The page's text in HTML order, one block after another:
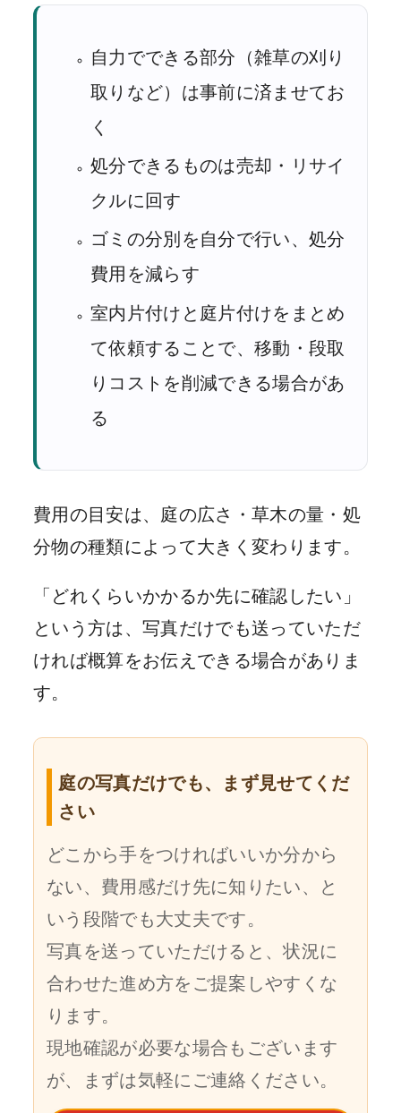
自力でできる部分（雑草の刈り
取りなど）は事前に済ませてお
く
処分できるものは売却・リサイ
クルに回す
ゴミの分別を自分で行い、処分
費用を減らす
室内片付けと庭片付けをまとめ
て依頼することで、移動・段取
りコストを削減できる場合があ
る
費用の目安は、庭の広さ・草木の量・処
分物の種類によって大きく変わります。
「どれくらいかかるか先に確認したい」
という方は、写真だけでも送っていただ
ければ概算をお伝えできる場合がありま
す。
庭の写真だけでも、まず見せてくだ
さい
どこから手をつければいいか分から
ない、費用感だけ先に知りたい、と
いう段階でも大丈夫です。
写真を送っていただけると、状況に
合わせた進め方をご提案しやすくな
ります。
現地確認が必要な場合もございます
が、まずは気軽にご連絡ください。